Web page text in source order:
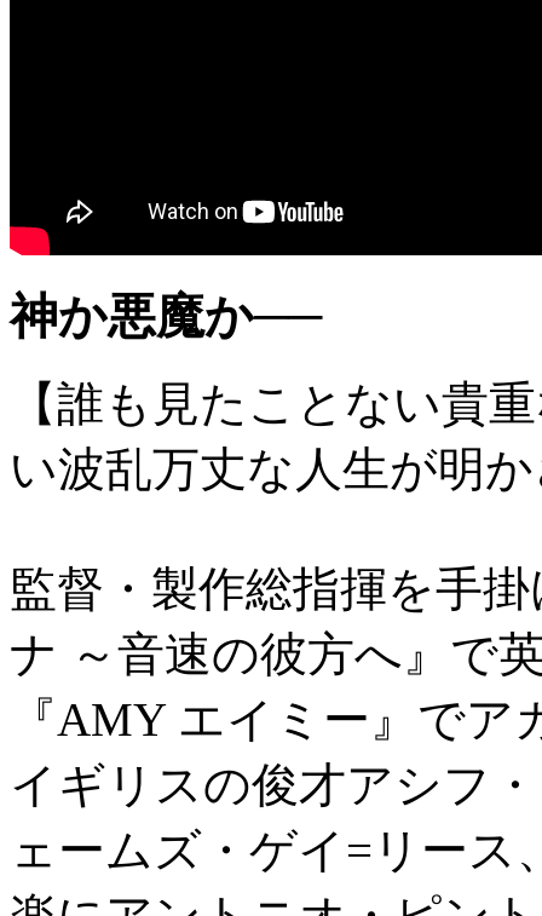
神か悪魔か──
【誰も見たことない貴
い波乱万丈な人生が明
監督・製作総指揮を手
ナ ～音速の彼方へ』で
『AMY エイミー』で
イギリスの俊才アシフ
ェームズ・ゲイ=リー